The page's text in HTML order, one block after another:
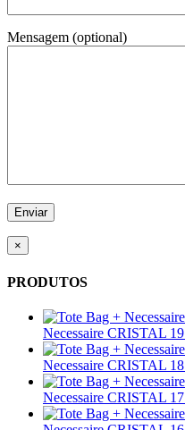
Mensagem (optional)
×
PRODUTOS
Necessaire CRISTAL 19
Necessaire CRISTAL 18
Necessaire CRISTAL 17